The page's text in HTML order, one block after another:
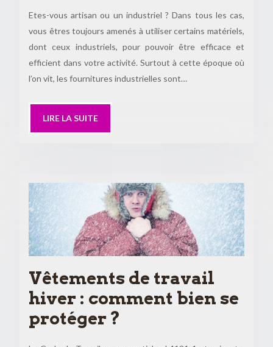
Etes-vous artisan ou un industriel ? Dans tous les cas,
vous êtres toujours amenés à utiliser certains matériels,
dont ceux industriels, pour pouvoir être efficace et
efficient dans votre activité. Surtout à cette époque où
l’on vit, les fournitures industrielles sont…
LIRE LA SUITE
Vêtements de travail
hiver : comment bien se
protéger ?